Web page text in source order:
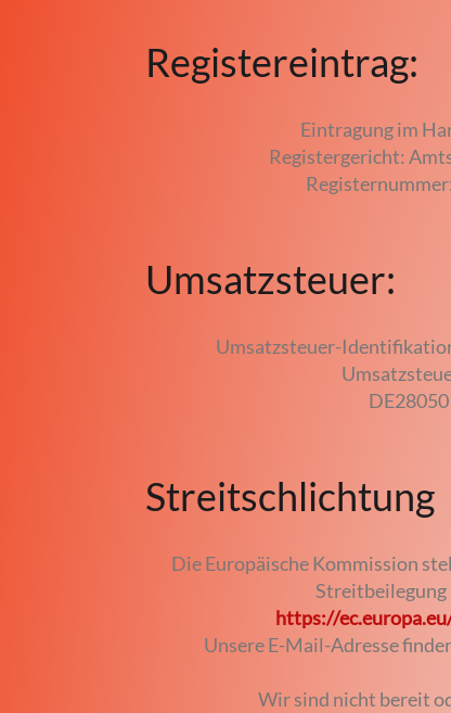
Registereintrag:
Eintragung im
Registergericht:
Umsatzsteuer:
Umsatzsteuer-
Streitschlichtung
Die Europäische Kommission
Streitbeilegung
https://
Unsere E-Mail-Adresse
Wir sind nicht bereit